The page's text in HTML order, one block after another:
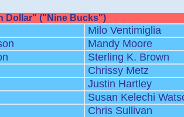
Dollar" ("Nine Bucks")
Milo Ventimiglia
Mandy Moore
Sterling K. Brown
Chrissy Metz
Justin Hartley
Susan Kelechi
Chris Sullivan